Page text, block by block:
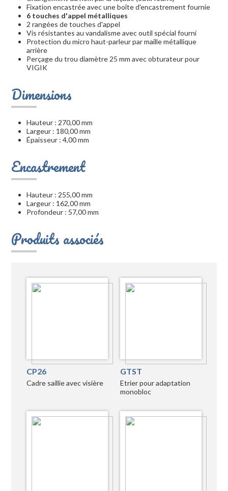
Fixation encastrée avec une boîte d'encastrement fournie
6 touches d'appel métalliques
2 rangées de touches d'appel
Vis résistantes au vandalisme avec outil spécial fourni
Protection du micro haut-parleur par maille métallique
arrière
Perçage du trou diamètre 25 mm avec obturateur pour
VIGIK
Dimensions
Hauteur : 270,00 mm
Largeur : 180,00 mm
Épaisseur : 4,00 mm
Encastrement
Hauteur : 255,00 mm
Largeur : 162,00 mm
Profondeur : 57,00 mm
Produits associés
CP26
Cadre saillie avec visière
GTST
Etrier pour adaptation
monobloc